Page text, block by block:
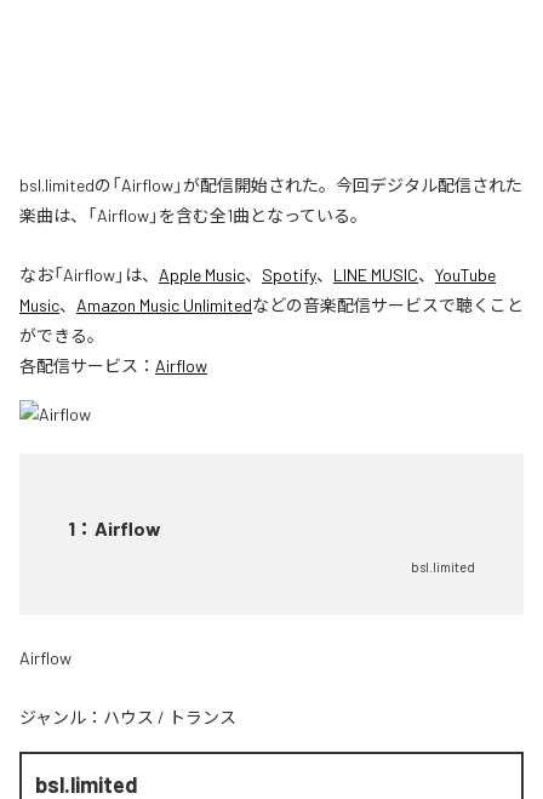
bsl.limitedの「Airflow」が配信開始された。今回デジタル配信された
楽曲は、「Airflow」を含む全1曲となっている。
なお「Airflow」は、 Apple Music、 Spotify、 LINE MUSIC、 YouTube
Music、 Amazon Music Unlimitedなどの音楽配信サービスで聴くこと
ができる。
各配信サービス： Airflow
1 ： Airflow
bsl.limited
Airflow
ジャンル： ハウス / トランス
bsl.limited